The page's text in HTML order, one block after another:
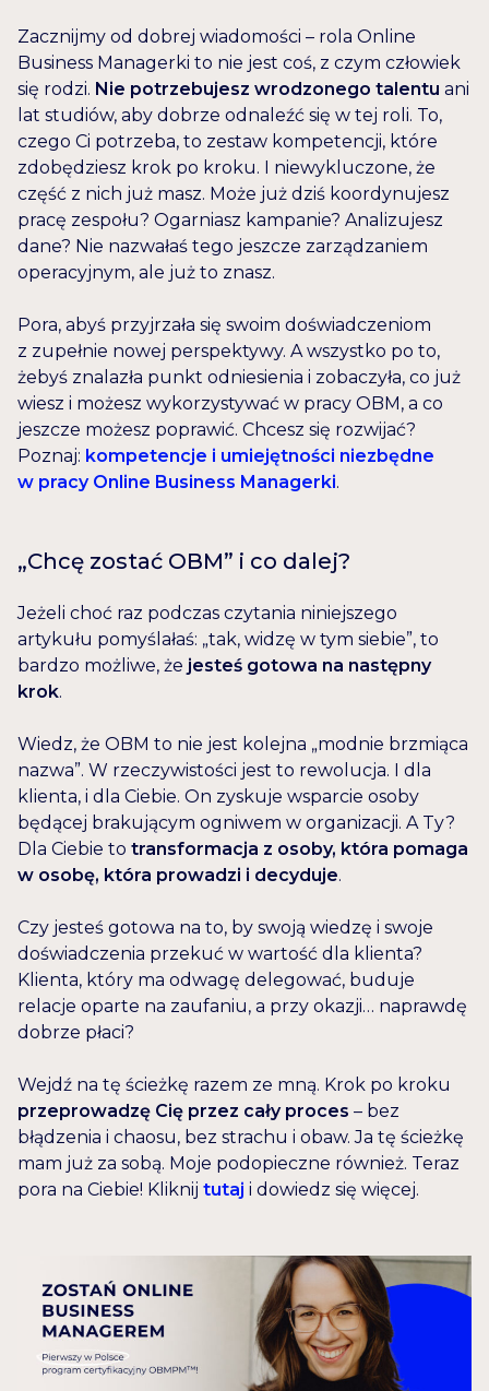
Zacznijmy od dobrej wiadomości – rola Online
Business Managerki to nie jest coś, z czym człowiek
się rodzi. Nie potrzebujesz wrodzonego talentu ani
lat studiów, aby dobrze odnaleźć się w tej roli. To,
czego Ci potrzeba, to zestaw kompetencji, które
zdobędziesz krok po kroku. I niewykluczone, że
część z nich już masz. Może już dziś koordynujesz
pracę zespołu? Ogarniasz kampanie? Analizujesz
dane? Nie nazwałaś tego jeszcze zarządzaniem
operacyjnym, ale już to znasz.
Pora, abyś przyjrzała się swoim doświadczeniom
z zupełnie nowej perspektywy. A wszystko po to,
żebyś znalazła punkt odniesienia i zobaczyła, co już
wiesz i możesz wykorzystywać w pracy OBM, a co
jeszcze możesz poprawić. Chcesz się rozwijać?
Poznaj: kompetencje i umiejętności niezbędne
w pracy Online Business Managerki.
„Chcę zostać OBM” i co dalej?
Jeżeli choć raz podczas czytania niniejszego
artykułu pomyślałaś: „tak, widzę w tym siebie”, to
bardzo możliwe, że jesteś gotowa na następny
krok.
Wiedz, że OBM to nie jest kolejna „modnie brzmiąca
nazwa”. W rzeczywistości jest to rewolucja. I dla
klienta, i dla Ciebie. On zyskuje wsparcie osoby
będącej brakującym ogniwem w organizacji. A Ty?
Dla Ciebie to transformacja z osoby, która pomaga
w osobę, która prowadzi i decyduje.
Czy jesteś gotowa na to, by swoją wiedzę i swoje
doświadczenia przekuć w wartość dla klienta?
Klienta, który ma odwagę delegować, buduje
relacje oparte na zaufaniu, a przy okazji… naprawdę
dobrze płaci?
Wejdź na tę ścieżkę razem ze mną. Krok po kroku
przeprowadzę Cię przez cały proces – bez
błądzenia i chaosu, bez strachu i obaw. Ja tę ścieżkę
mam już za sobą. Moje podopieczne również. Teraz
pora na Ciebie! Kliknij tutaj i dowiedz się więcej.